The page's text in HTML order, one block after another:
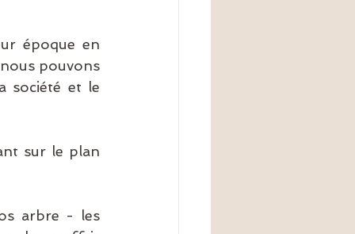
époque en
pouvons
société et le
sur le plan
arbre - les